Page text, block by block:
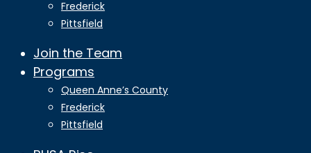
Frederick
Pittsfield
Join the Team
Programs
Queen Anne’s County
Frederick
Pittsfield